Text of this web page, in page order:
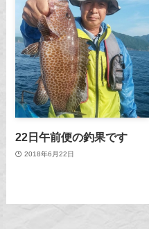
22日午前便の釣果です
2018年6月22日